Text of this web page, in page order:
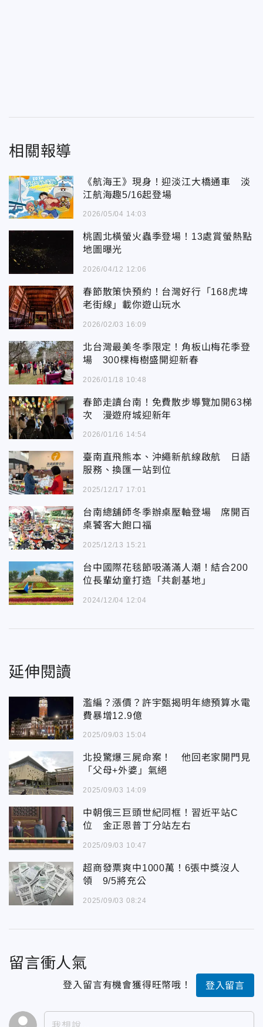
相關報導
《航海王》現身！迎淡江大橋通車 淡
江航海趣5/16起登場
2026/05/04 14:03
桃園北橫螢火蟲季登場！13處賞螢熱點
地圖曝光
2026/04/12 12:06
春節散策快預約！台灣好行「168虎埤
老街線」載你遊山玩水
2026/02/03 16:09
北台灣最美冬季限定！角板山梅花季登
場 300棵梅樹盛開迎新春
2026/01/18 10:48
春節走讀台南！免費散步導覽加開63梯
次 漫遊府城迎新年
2026/01/16 14:54
臺南直飛熊本、沖繩新航線啟航 日語
服務、換匯一站到位
2025/12/17 17:01
台南總舖師冬季辦桌壓軸登場 席開百
桌饕客大飽口福
2025/12/13 15:21
台中國際花毯節吸滿滿人潮！結合200
位長輩幼童打造「共創基地」
2024/12/04 12:04
延伸閱讀
濫編？漲價？許宇甄揭明年總預算水電
費暴增12.9億
2025/09/03 15:04
北投驚爆三屍命案！ 他回老家開門見
「父母+外婆」氣絕
2025/09/03 14:09
中朝俄三巨頭世紀同框！習近平站C
位 金正恩普丁分站左右
2025/09/03 10:47
超商發票爽中1000萬！6張中獎沒人
領 9/5將充公
2025/09/03 08:24
留言衝人氣
登入留言有機會獲得旺幣哦！ 登入留言